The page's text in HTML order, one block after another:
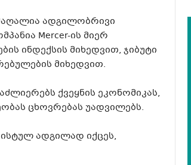
ადგილობრივი
Mercer-ის მიერ
ინდექსის მიხედვით, ჯიბუტი
მიხედვით.
ქვეყნის ეკონომიკას,
ცხოვრებას უადვილებს.
ადგილად იქცეს,